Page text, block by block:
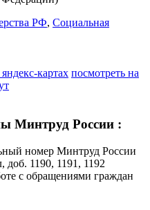
РФ, Социальная
картах посмотреть на
Минтруд России :
номер Минтруд России
доб. 1190, 1191, 1192
с обращениями граждан